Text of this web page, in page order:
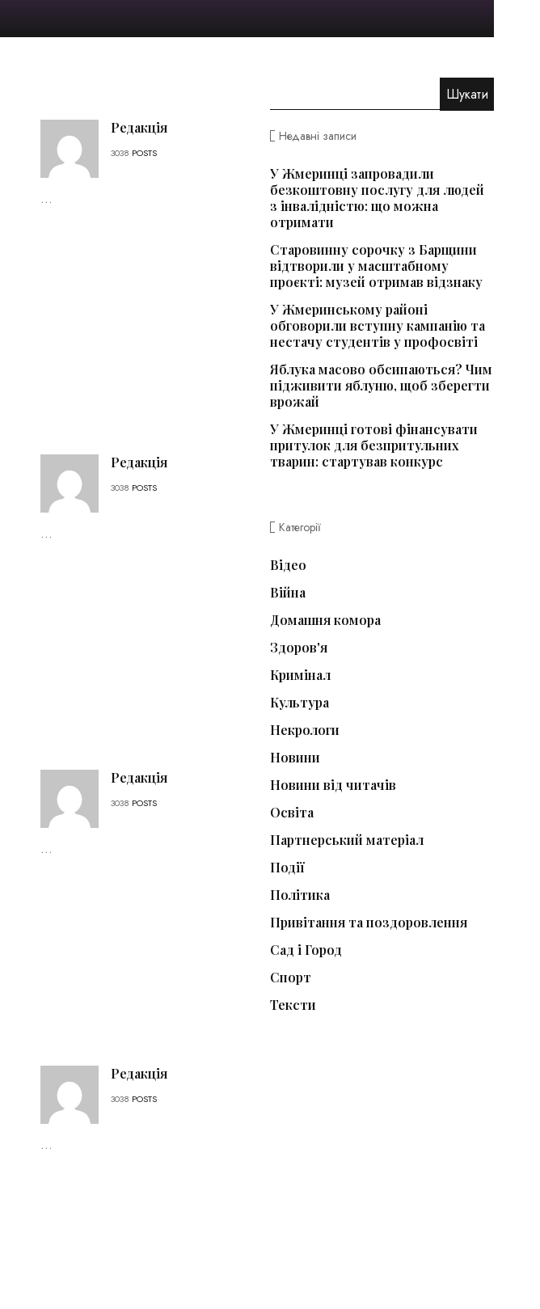
Редакція
3038 POSTS
...
Редакція
3038 POSTS
...
Редакція
3038 POSTS
...
Редакція
3038 POSTS
...
Недавні записи
У Жмеринці запровадили
безкоштовну послугу для людей
з інвалідністю: що можна
отримати
Старовинну сорочку з Барщини
відтворили у масштабному
проєкті: музей отримав відзнаку
У Жмеринському районі
обговорили вступну кампанію та
нестачу студентів у профосвіті
Яблука масово обсипаються? Чим
підживити яблуню, щоб зберегти
врожай
У Жмеринці готові фінансувати
притулок для безпритульних
тварин: стартував конкурс
Категорії
Відео
Війна
Домашня комора
Здоров'я
Кримінал
Культура
Некрологи
Новини
Новини від читачів
Освіта
Партнерський матеріал
Події
Політика
Привітання та поздоровлення
Сад і Город
Спорт
Тексти